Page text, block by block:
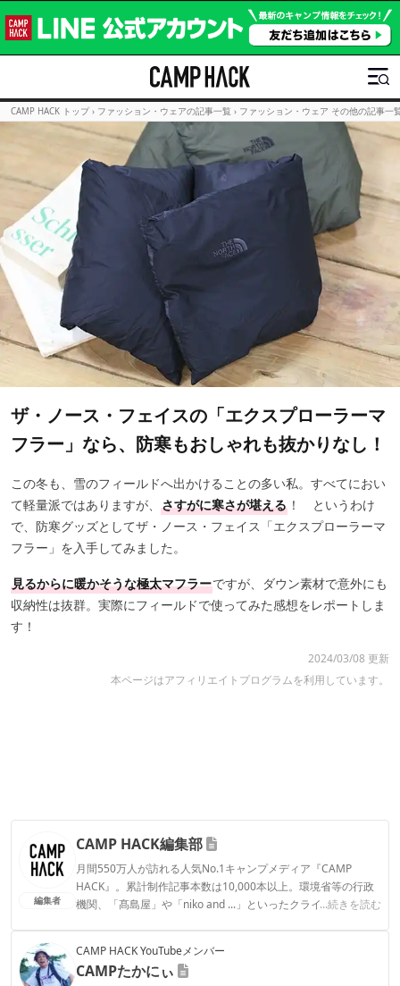
CAMP HACK トップ › ファッション・ウェアの記事一覧 › ファッション・ウェア その他の記事一
ザ・ノース・フェイスの「エクスプローラーマ
フラー」なら、防寒もおしゃれも抜かりなし！
この冬も、雪のフィールドへ出かけることの多い私。すべてにおい
て軽量派ではありますが、 さすがに寒さが堪える ！ というわけ
で、防寒グッズとしてザ・ノース・フェイス「エクスプローラーマ
フラー」を入手してみました。
見るからに暖かそうな極太マフラーですが、ダウン素材で意外にも
収納性は抜群。実際にフィールドで使ってみた感想をレポートしま
す！
2024/03/08 更新
本ページはアフィリエイトプログラムを利用しています。
編集者
CAMP HACK編集部
月間550万人が訪れる人気No.1キャンプメディア『CAMP
HACK』。累計制作記事本数は10,000本以上。環境省等の行政
機関、「髙島屋」や「niko and ...」といったクライアントとの
...続きを読む
CAMP HACK編集部のプロフィール
CAMP HACK YouTubeメンバー
CAMPたかにぃ